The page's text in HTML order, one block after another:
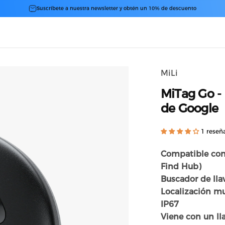
Suscríbete a nuestra newsletter y obtén un 10% de descuento
diapositivas pausa
MiLi
MiTag Go -
de Google
1
Compatible
Find Hub)
Buscador de
Localización
IP67
Viene con un